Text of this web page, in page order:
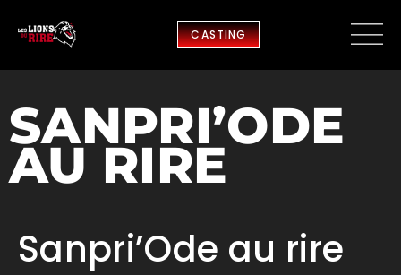
CASTING
SANPRI’ODE
AU RIRE
Sanpri’Ode au rire